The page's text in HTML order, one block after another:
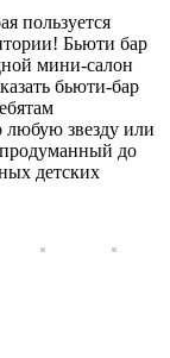
пользуется
Бьюти бар
мини-салон
бьюти-бар
любую звезду или
продуманный до
детских